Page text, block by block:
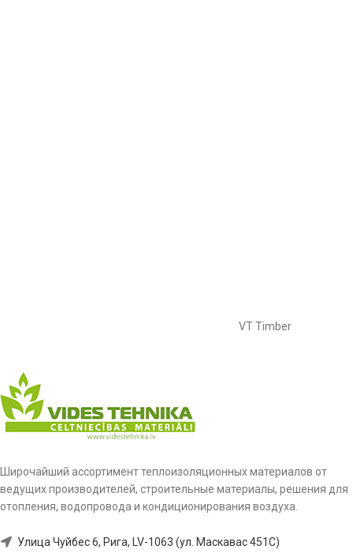
VT Timber
Широчайший ассортимент теплоизоляционных материалов от
ведущих производителей, строительные материалы, решения для
отопления, водопровода и кондиционирования воздуха.
Улица Чуйбес 6, Рига, LV-1063 (ул. Маскавас 451C)